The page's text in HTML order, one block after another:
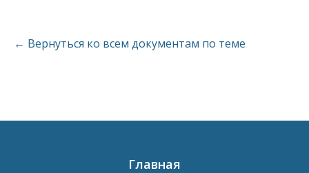
← Вернуться ко всем документам по теме
Главная